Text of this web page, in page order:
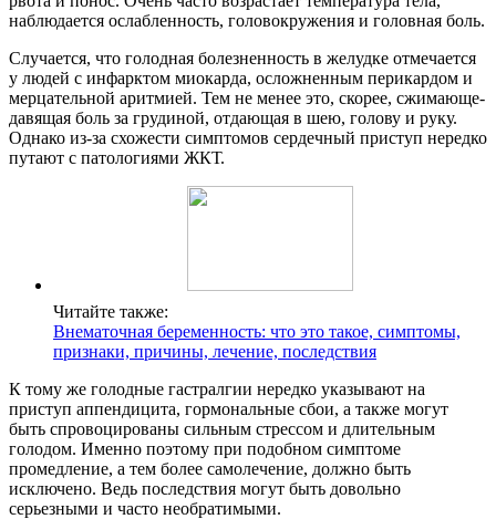
наблюдается ослабленность, головокружения и головная боль.
Случается, что голодная болезненность в желудке отмечается
у людей с инфарктом миокарда, осложненным перикардом и
мерцательной аритмией. Тем не менее это, скорее, сжимающе-
давящая боль за грудиной, отдающая в шею, голову и руку.
Однако из-за схожести симптомов сердечный приступ нередко
путают с патологиями ЖКТ.
Читайте также:
Внематочная беременность: что это такое, симптомы,
признаки, причины, лечение, последствия
К тому же голодные гастралгии нередко указывают на
приступ аппендицита, гормональные сбои, а также могут
быть спровоцированы сильным стрессом и длительным
голодом. Именно поэтому при подобном симптоме
промедление, а тем более самолечение, должно быть
исключено. Ведь последствия могут быть довольно
серьезными и часто необратимыми.